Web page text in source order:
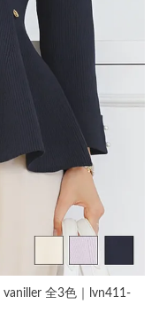
全3色｜lvn411-